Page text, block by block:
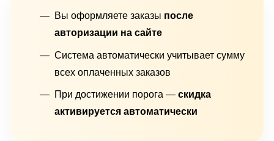
Вы оформляете заказы после
авторизации на сайте
Система автоматически учитывает сумму
всех оплаченных заказов
При достижении порога — скидка
активируется автоматически